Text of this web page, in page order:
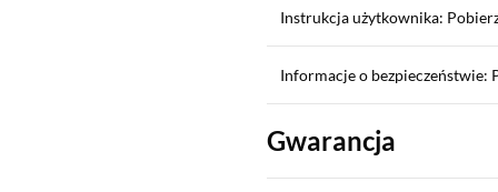
Instrukcja użytkownika:
Informacje o bezpieczeństwie:
Gwarancja